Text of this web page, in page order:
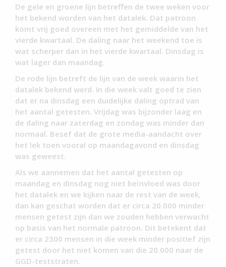
De gele en groene lijn betreffen de twee weken voor
het bekend worden van het datalek. Dat patroon
komt vrij goed overeen met het gemiddelde van het
vierde kwartaal. De daling naar het weekend toe is
wat scherper dan in het vierde kwartaal. Dinsdag is
wat lager dan maandag.
De rode lijn betreft de lijn van de week waarin het
datalek bekend werd. In die week valt goed te zien
dat er na dinsdag een duidelijke daling optrad van
het aantal getesten. Vrijdag was bijzonder laag en
de daling naar zaterdag en zondag was minder dan
normaal. Besef dat de grote media-aandacht over
het lek toen vooral op maandagavond en dinsdag
was geweest.
Als we aannemen dat het aantal getesten op
maandag en dinsdag nog niet beïnvloed was door
het datalek en we kijken naar de rest van de week,
dan kan geschat worden dat er circa 20.000 minder
mensen getest zijn dan we zouden hebben verwacht
op basis van het normale patroon. Dit betekent dat
er circa 2300 mensen in die week minder positief zijn
getest door het niet komen van die 20.000 naar de
GGD-teststraten.